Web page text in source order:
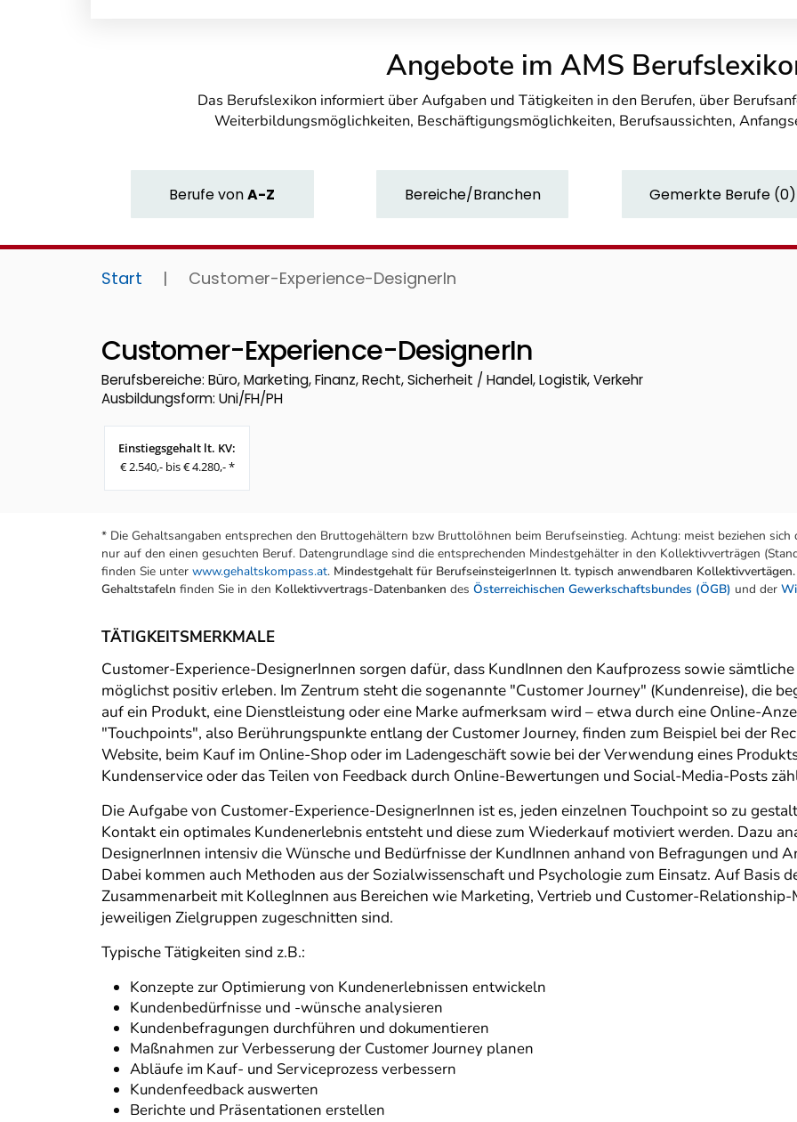
Angebote im AMS
Das Berufslexikon informiert über Aufgaben und Tätigkeiten in den Berufen, über
Weiterbildungsmöglichkeiten, Beschäftigungsmöglichkeiten, Berufsaussichten,
BerufevonA-Z Bereiche/Branchen Gemerkte Berufe (0)
Start | Customer-Experience-DesignerIn
Customer-Experience-DesignerIn
Berufsbereiche: Büro, Marketing, Finanz, Recht, Sicherheit / Handel, Logistik, Verkehr
Ausbildungsform: Uni/FH/PH
Einstiegsgehalt lt. KV:
€ 2.540,- bis € 4.280,- *
* Die Gehaltsangaben entsprechen den Bruttogehältern bzw Bruttolöhnen beim Berufseinstieg. Achtung: meist beziehen
nur auf den einen gesuchten Beruf. Datengrundlage sind die entsprechenden Mindestgehälter in den Kollektivverträgen
finden Sie unter www.gehaltskompass.at. Mindestgehalt für BerufseinsteigerInnen lt. typisch anwendbaren Kollektivvertägen.
Gehaltstafeln finden Sie in den Kollektivvertrags-Datenbanken des Österreichischen Gewerkschaftsbundes (ÖGB) und der
TÄTIGKEITSMERKMALE
Customer-Experience-DesignerInnen sorgen dafür, dass KundInnen den Kaufprozess sowie
möglichst positiv erleben. Im Zentrum steht die sogenannte "Customer Journey" (Kundenreise), die
auf ein Produkt, eine Dienstleistung oder eine Marke aufmerksam wird – etwa durch eine Online-
"Touchpoints", also Berührungspunkte entlang der Customer Journey, finden zum Beispiel bei der
Website, beim Kauf im Online-Shop oder im Ladengeschäft sowie bei der Verwendung eines
Kundenservice oder das Teilen von Feedback durch Online-Bewertungen und Social-Media-Posts
Die Aufgabe von Customer-Experience-DesignerInnen ist es, jeden einzelnen Touchpoint so zu
Kontakt ein optimales Kundenerlebnis entsteht und diese zum Wiederkauf motiviert werden. Dazu
DesignerInnen intensiv die Wünsche und Bedürfnisse der KundInnen anhand von Befragungen und
Dabei kommen auch Methoden aus der Sozialwissenschaft und Psychologie zum Einsatz. Auf Basis
Zusammenarbeit mit KollegInnen aus Bereichen wie Marketing, Vertrieb und Customer-
jeweiligen Zielgruppen zugeschnitten sind.
Typische Tätigkeiten sind z.B.:
Konzepte zur Optimierung von Kundenerlebnissen entwickeln
Kundenbedürfnisse und -wünsche analysieren
Kundenbefragungen durchführen und dokumentieren
Maßnahmen zur Verbesserung der Customer Journey planen
Abläufe im Kauf- und Serviceprozess verbessern
Kundenfeedback auswerten
Berichte und Präsentationen erstellen